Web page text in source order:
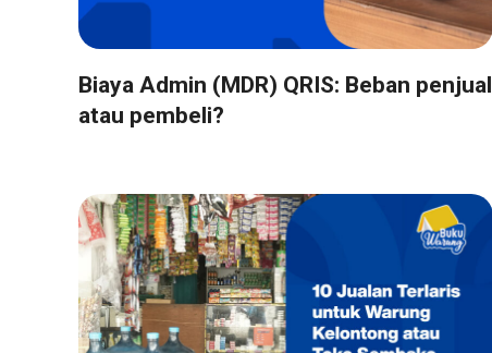
Biaya Admin (MDR) QRIS: Beban penjual
atau pembeli?